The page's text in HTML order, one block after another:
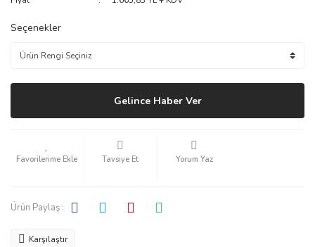
Seçenekler
Gelince Haber Ver
Tavsiye Et Yorum Yaz
Ürün Paylaş :
Karşılaştır